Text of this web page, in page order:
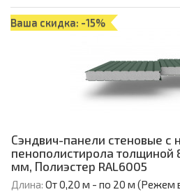
Ваша скидка: -15%
Сэндвич-панели стеновые с
пенополистирола
мм, Полиэстер RAL6005
Длина: От 0,20 м - по 20 м (Режем